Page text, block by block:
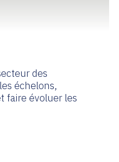
des
échelons,
faire évoluer les